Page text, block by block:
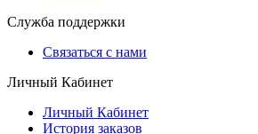
Служба поддержки
Связаться с нами
Личный Кабинет
Личный Кабинет
История заказов